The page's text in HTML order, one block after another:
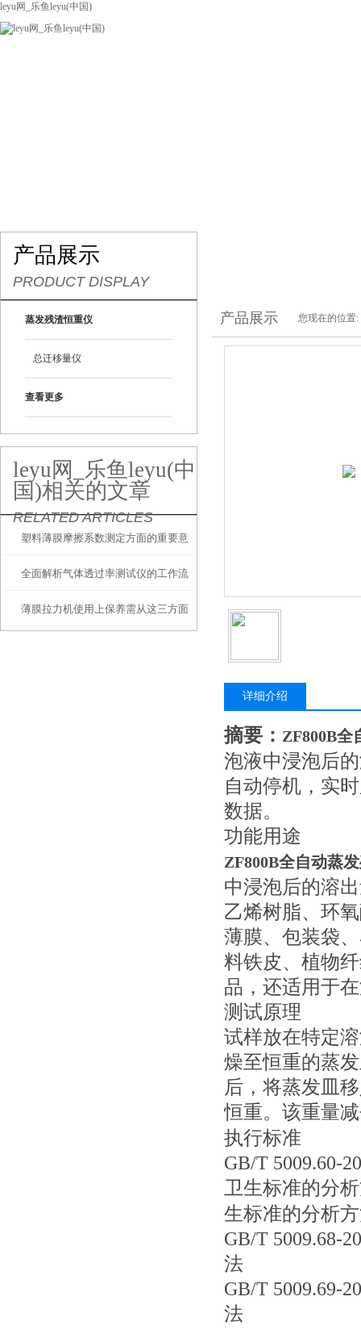
leyu网_乐鱼leyu(中国)
产品展示
PRODUCT DISPLAY
蒸发残渣恒重仪
总迁移量仪
查看更多
leyu网_乐鱼leyu(中
国)相关的文章
RELATED ARTICLES
塑料薄膜摩擦系数测定方面的重要意
义
全面解析气体透过率测试仪的工作流
程与操作方法
薄膜拉力机使用上保养需从这三方面
产品展示 您现在的位置:
详细介绍
摘要： ZF800B全
泡液中浸泡后
自动停机 ， 实
数据。
功能用途
ZF800B全自动蒸
中浸泡后的溶
乙烯树脂、环
薄膜、包装袋
料铁皮、植物
品，还适用于
测试原理
试样放在特定
燥至恒重的蒸
后，将蒸发皿
恒重。该重量
执行标准
GB/T 5009.60-
卫生标准的分
生标准的分析
GB/T 5009.68-
法
GB/T 5009.69-
法